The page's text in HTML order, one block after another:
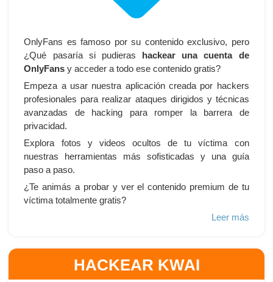
OnlyFans es famoso por su contenido exclusivo, pero
¿Qué pasaría si pudieras hackear una cuenta de
OnlyFans y acceder a todo ese contenido gratis?
Empeza a usar nuestra aplicación creada por hackers
profesionales para realizar ataques dirigidos y técnicas
avanzadas de hacking para romper la barrera de
privacidad.
Explora fotos y videos ocultos de tu víctima con
nuestras herramientas más sofisticadas y una guía
paso a paso.
¿Te animás a probar y ver el contenido premium de tu
víctima totalmente gratis?
Leer más
HACKEAR KWAI